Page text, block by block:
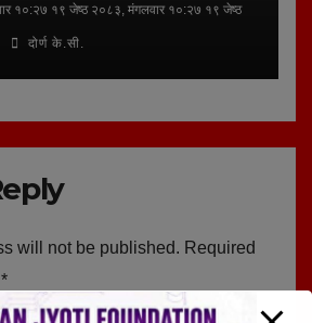
१०:२७ १९ जेष्ठ २०८३, मंगलवार १०:२७ १९ जेष्ठ
दोर्ण के.सी.
will not be published. Required
*